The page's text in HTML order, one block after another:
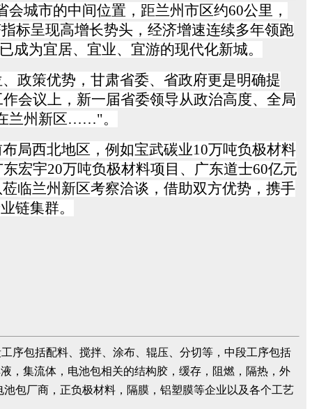
会城市的中间位置，距兰州市区约60公里，
标呈现高增长势头，经济增速连续多年领跑
成为宜居、宜业、宜游的现代化新城。
政策优势，甘肃省委、省政府更是明确提
会议上，新一届省委领导从政治高度、全局
兰州新区……"。
局西北地区，例如宝武碳业10万吨负极材料
宏宇20万吨负极材料项目、广东道士60亿元
临兰州新区考察洽谈，借助双方优势，携手
链集群。
序包括配料、搅拌、涂布、辊压、分切等，中段工序包括
，集流体，电池包相关的结构胶，缓存，阻燃，隔热，外
包厂商，正负极材料，隔膜，铝塑膜等企业以及各个工艺